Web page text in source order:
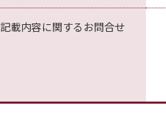
記載内容に関するお問合せ